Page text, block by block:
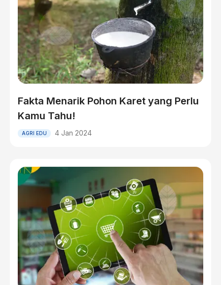
Fakta Menarik Pohon Karet yang Perlu
Kamu Tahu!
AGRI EDU 4 Jan 2024